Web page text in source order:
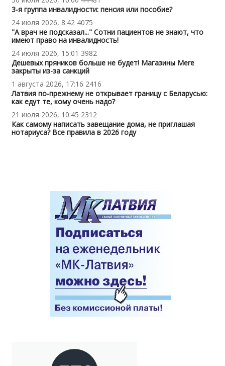
3-я группа инвалидности: пенсия или пособие?
24 июля 2026, 8:42 4075
"А врач не подсказал..." Сотни пациентов не знают, что
имеют право на инвалидность!
24 июля 2026, 15:01 3982
Дешевых пряников больше не будет! Магазины Mere
закрыты из-за санкций
1 августа 2026, 17:16 2416
Латвия по-прежнему не открывает границу с Беларусью:
как едут те, кому очень надо?
21 июля 2026, 10:45 2312
Как самому написать завещание дома, не приглашая
нотариуса? Все правила в 2026 году